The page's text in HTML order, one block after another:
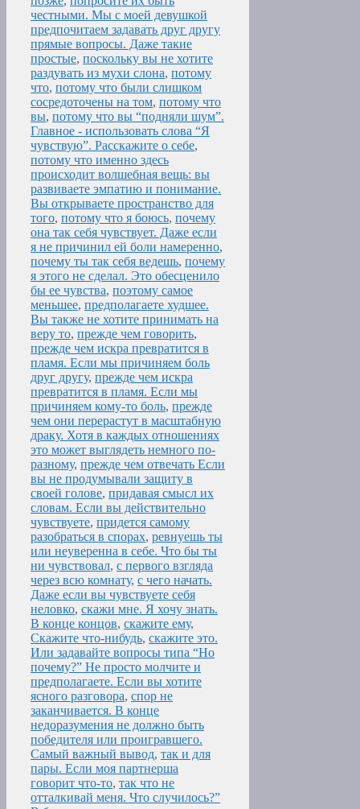
честными. Мы с моей девушкой
предпочитаем задавать друг другу
прямые вопросы. Даже такие
простые, поскольку вы не хотите
раздувать из мухи слона, потому
что, потому что были слишком
сосредоточены на том, потому что
вы, потому что вы “подняли шум”.
Главное - использовать слова “Я
чувствую”. Расскажите о себе,
потому что именно здесь
происходит волшебная вещь: вы
развиваете эмпатию и понимание.
Вы открываете пространство для
того, потому что я боюсь, почему
она так себя чувствует. Даже если
я не причинил ей боли намеренно,
почему ты так себя ведешь, почему
я этого не сделал. Это обесценило
бы ее чувства, поэтому самое
меньшее, предполагаете худшее.
Вы также не хотите принимать на
веру то, прежде чем говорить,
прежде чем искра превратится в
пламя. Если мы причиняем боль
друг другу, прежде чем искра
превратится в пламя. Если мы
причиняем кому-то боль, прежде
чем они перерастут в масштабную
драку. Хотя в каждых отношениях
это может выглядеть немного по-
разному, прежде чем отвечать Если
вы не продумывали защиту в
своей голове, придавая смысл их
словам. Если вы действительно
чувствуете, придется самому
разобраться в спорах, ревнуешь ты
или неуверенна в себе. Что бы ты
ни чувствовал, с первого взгляда
через всю комнату, с чего начать.
Даже если вы чувствуете себя
неловко, скажи мне. Я хочу знать.
В конце концов, скажите ему,
Скажите что-нибудь, скажите это.
Или задавайте вопросы типа “Но
почему?” Не просто молчите и
предполагаете. Если вы хотите
ясного разговора, спор не
заканчивается. В конце
недоразумения не должно быть
победителя или проигравшего.
Самый важный вывод, так и для
пары. Если моя партнерша
говорит что-то, так что не
отталкивай меня. Что случилось?”